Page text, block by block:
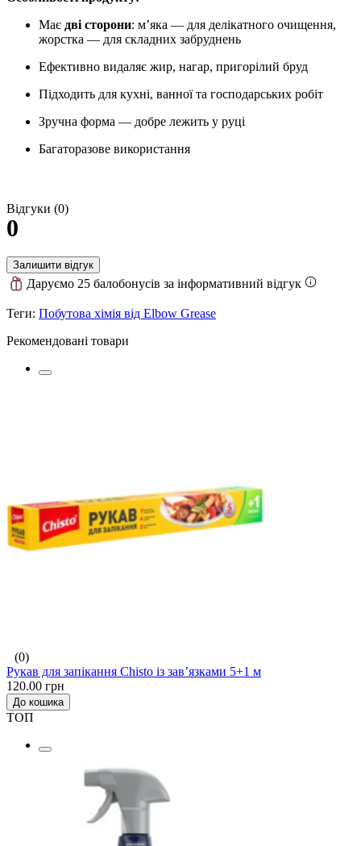
Має дві сторони: м’яка — для делікатного очищення,
жорстка — для складних забруднень
Ефективно видаляє жир, нагар, пригорілий бруд
Підходить для кухні, ванної та господарських робіт
Зручна форма — добре лежить у руці
Багаторазове використання
Відгуки (0)
0
Залишити відгук
Даруємо 25 балобонусів за інформативний відгук
Теги: Побутова хімія від Elbow Grease
Рекомендовані товари
(0)
Рукав для запікання Chisto із зав’язками 5+1 м
120.00 грн
До кошика
ТОП